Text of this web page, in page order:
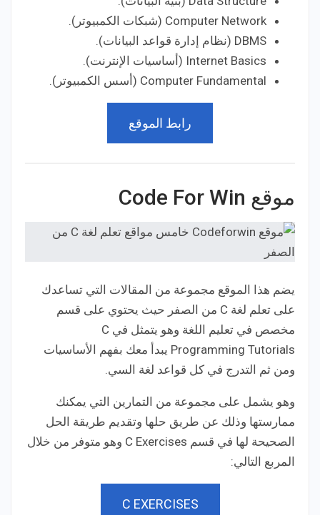
Computer Network (شبكات الكمبيوتر).
DBMS (نظام إدارة قواعد البيانات).
Internet Basics (أساسيات الإنترنت).
Computer Fundamental (أسس الكمبيوتر).
رابط الموقع
موقع Code For Win
يضم هذا الموقع مجموعة من المقالات التي تساعدك
على تعلم لغة C من الصفر حيث يحتوي على قسم
مخصص في تعليم اللغة وهو يتمثل في C
Programming Tutorials يبدأ معك بفهم الأساسيات
ومن ثم التدرج في كل قواعد لغة السي.
وهو يشمل على مجموعة من التمارين التي يمكنك
ممارستها وذلك عن طريق حلها وتقديم طريقة الحل
الصحيحة لها في قسم C Exercises وهو متوفر من خلال
المربع التالي:
C EXERCISES